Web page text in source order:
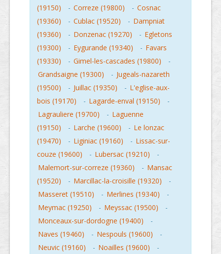
(19150)
- Correze (19800) - Cosnac
(19360)
- Cublac (19520) - Dampniat
(19360)
- Donzenac (19270) - Egletons
(19300)
- Eygurande (19340) - Favars
(19330)
- Gimel-les-cascades (19800)
-
Grandsaigne (19300)
- Jugeals-nazareth
(19500)
- Juillac (19350) - L'eglise-aux-
bois (19170)
- Lagarde-enval (19150)
-
Lagrauliere (19700)
- Laguenne
(19150)
- Larche (19600) - Le lonzac
(19470)
- Liginiac (19160) - Lissac-sur-
couze (19600)
- Lubersac (19210)
-
Malemort-sur-correze (19360)
- Mansac
(19520)
- Marcillac-la-croisille (19320)
-
Masseret (19510)
- Merlines (19340)
-
Meymac (19250)
- Meyssac (19500)
-
Monceaux-sur-dordogne (19400)
-
Naves (19460)
- Nespouls (19600)
-
Neuvic (19160)
- Noailles (19600)
-